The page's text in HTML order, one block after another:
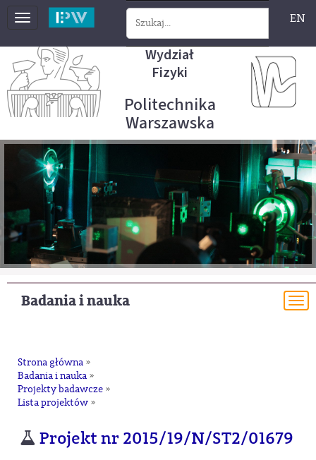
Toggle
EN
Wydział
Fizyki
Politechnika
Warszawska
Badania i nauka
Strona główna »
Badania i nauka »
Projekty badawcze »
Lista projektów »
Projekt nr 2015/19/N/ST2/01679